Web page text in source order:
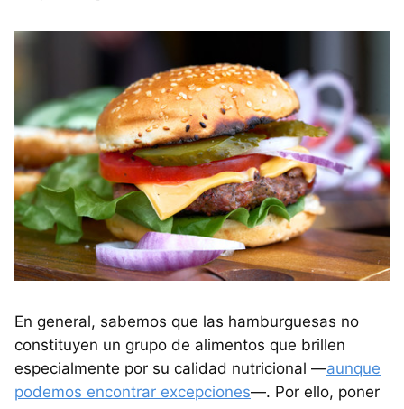
En general, sabemos que las hamburguesas no
constituyen un grupo de alimentos que brillen
especialmente por su calidad nutricional —aunque
podemos encontrar excepciones—. Por ello, poner